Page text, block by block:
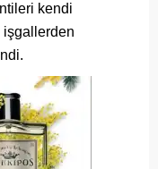
kendi
işgallerden